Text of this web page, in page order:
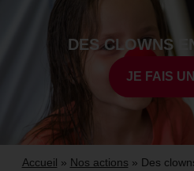
DES CLOWNS
JE FAIS
Accueil » Nos actions » Des